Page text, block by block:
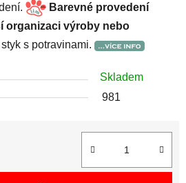
Barevné provedení
organizaci výroby nebo
s potravinami.
Skladem
981